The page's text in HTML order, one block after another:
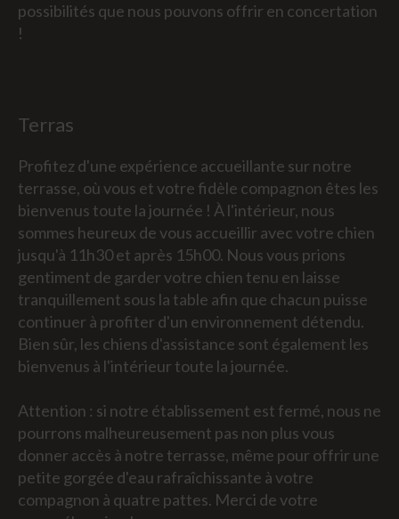
possibilités que nous pouvons offrir en concertation
!
Terras
Profitez d'une expérience accueillante sur notre
terrasse, où vous et votre fidèle compagnon êtes les
bienvenus toute la journée ! À l'intérieur, nous
sommes heureux de vous accueillir avec votre chien
jusqu'à 11h30 et après 15h00. Nous vous prions
gentiment de garder votre chien tenu en laisse
tranquillement sous la table afin que chacun puisse
continuer à profiter d'un environnement détendu.
Bien sûr, les chiens d'assistance sont également les
bienvenus à l'intérieur toute la journée.
Attention : si notre établissement est fermé, nous ne
pourrons malheureusement pas non plus vous
donner accès à notre terrasse, même pour offrir une
petite gorgée d'eau rafraîchissante à votre
compagnon à quatre pattes. Merci de votre